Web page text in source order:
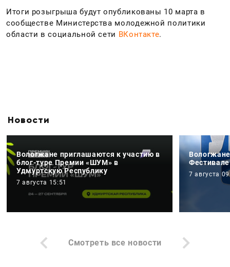
Итоги розыгрыша будут опубликованы 10 марта в
сообществе Министерства молодежной политики
области в социальной сети ВКонтакте.
Новости
Вологжане приглашаются к участию в
блог-туре Премии «ШУМ» в
Удмуртскую Республику
7 августа 15:51
7 августа
Смотреть все новости